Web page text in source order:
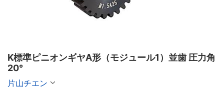
K標準ピニオンギヤA形（モジュール1）並歯 圧力角
20°
片山チエン